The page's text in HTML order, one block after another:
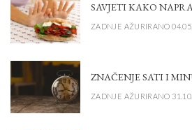
SAVJETI KAKO
ZADNJE AŽURIRANO
ZNAČENJE SATI I
ZADNJE AŽURIRANO